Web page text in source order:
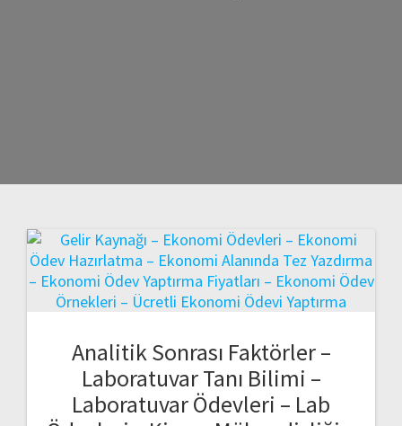
Analitik Sonrası Faktörler –
Laboratuvar Tanı Bilimi –
Laboratuvar Ödevleri – Lab